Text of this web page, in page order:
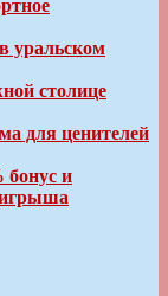
уральском
столице
для ценителей
бонус и